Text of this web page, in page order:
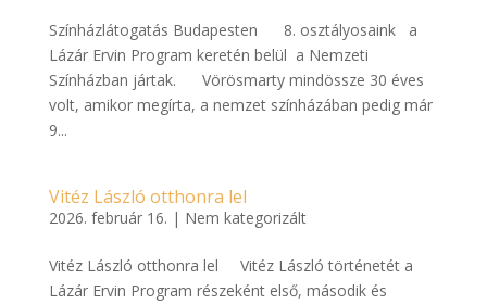
Színházlátogatás Budapesten 8. osztályosaink a
Lázár Ervin Program keretén belül a Nemzeti
Színházban jártak. Vörösmarty mindössze 30 éves
volt, amikor megírta, a nemzet színházában pedig már
9...
Vitéz László otthonra lel
2026. február 16. | Nem kategorizált
Vitéz László otthonra lel Vitéz László történetét a
Lázár Ervin Program részeként első, második és